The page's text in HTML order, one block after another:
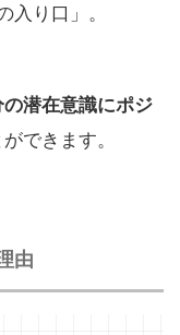
入り口」。
の潜在意識にポジ
できます。
由